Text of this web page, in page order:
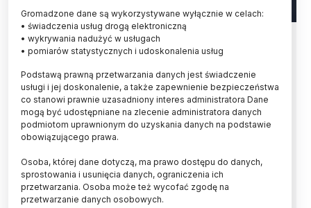
Nowe uzależnienia: problemowe
inwestowanie w kryptowaluty
coraz częściej przypomina hazard
Coraz więcej Polaków inwestuje w
kryptowaluty, a część z nich robi to w sposób
problemowy, przypominający hazard – wynika
Neurologii zrealizowanego na zlecenie
Krajowego Centrum Przeciwdziałania
Uzależnieniom.
Gromadzone dane są wykorzystywane wyłącznie w celach:
• świadczenia usług drogą elektroniczną
• wykrywania nadużyć w usługach
• pomiarów statystycznych i udoskonalenia usług
Podstawą prawną przetwarzania danych jest świadczenie
usługi i jej doskonalenie, a także zapewnienie bezpieczeństwa
co stanowi prawnie uzasadniony interes administratora Dane
mogą być udostępniane na zlecenie administratora danych
podmiotom uprawnionym do uzyskania danych na podstawie
obowiązującego prawa.
Osoba, której dane dotyczą, ma prawo dostępu do danych,
sprostowania i usunięcia danych, ograniczenia ich
przetwarzania. Osoba może też wycofać zgodę na
przetwarzanie danych osobowych.